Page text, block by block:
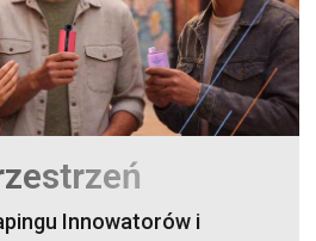
Innowatorów i